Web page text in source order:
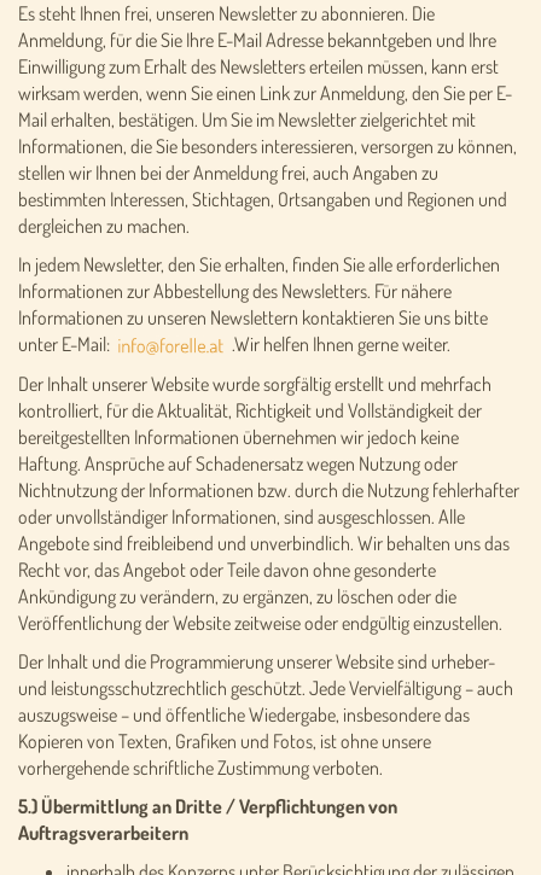
Es steht Ihnen frei, unseren Newsletter zu abonnieren. Die
Anmeldung, für die Sie Ihre E-Mail Adresse bekanntgeben und Ihre
Einwilligung zum Erhalt des Newsletters erteilen müssen, kann erst
wirksam werden, wenn Sie einen Link zur Anmeldung, den Sie per E-
Mail erhalten, bestätigen. Um Sie im Newsletter zielgerichtet mit
Informationen, die Sie besonders interessieren, versorgen zu können,
stellen wir Ihnen bei der Anmeldung frei, auch Angaben zu
bestimmten Interessen, Stichtagen, Ortsangaben und Regionen und
dergleichen zu machen.
In jedem Newsletter, den Sie erhalten, finden Sie alle erforderlichen
Informationen zur Abbestellung des Newsletters. Für nähere
Informationen zu unseren Newslettern kontaktieren Sie uns bitte
unter E-Mail:
.Wir helfen Ihnen gerne weiter.
Der Inhalt unserer Website wurde sorgfältig erstellt und mehrfach
kontrolliert, für die Aktualität, Richtigkeit und Vollständigkeit der
bereitgestellten Informationen übernehmen wir jedoch keine
Haftung. Ansprüche auf Schadenersatz wegen Nutzung oder
Nichtnutzung der Informationen bzw. durch die Nutzung fehlerhafter
oder unvollständiger Informationen, sind ausgeschlossen. Alle
Angebote sind freibleibend und unverbindlich. Wir behalten uns das
Recht vor, das Angebot oder Teile davon ohne gesonderte
Ankündigung zu verändern, zu ergänzen, zu löschen oder die
Veröffentlichung der Website zeitweise oder endgültig einzustellen.
Der Inhalt und die Programmierung unserer Website sind urheber-
und leistungsschutzrechtlich geschützt. Jede Vervielfältigung – auch
auszugsweise – und öffentliche Wiedergabe, insbesondere das
Kopieren von Texten, Grafiken und Fotos, ist ohne unsere
vorhergehende schriftliche Zustimmung verboten.
5.) Übermittlung an Dritte / Verpflichtungen von
Auftragsverarbeitern